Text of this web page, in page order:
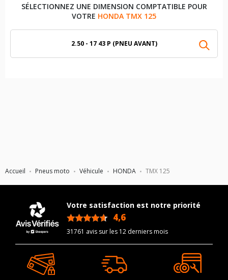
Accueil Pneus moto Véhicule HONDA TMX 125
SÉLECTIONNEZ UNE DIMENSION COMPTATIBLE POUR
VOTRE HONDA TMX 125
2.50 - 17 43 P (PNEU AVANT)
Votre satisfaction est notre priorité
4,6
31761 avis sur les 12 derniers mois